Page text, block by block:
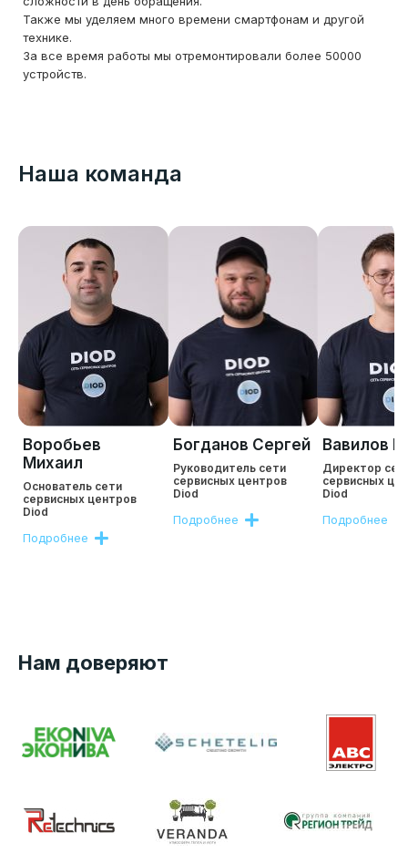
Также мы уделяем много времени смартфонам и другой
технике.
За все время работы мы отремонтировали более 50000
устройств.
Наша команда
Воробьев
Михаил
Основатель сети
сервисных центров
Diod
Подробнее
Богданов Сергей
Руководитель сети
сервисных центров
Diod
Подробнее
Вавилов
Директор
сервисных
Diod
Подробнее
Нам доверяют